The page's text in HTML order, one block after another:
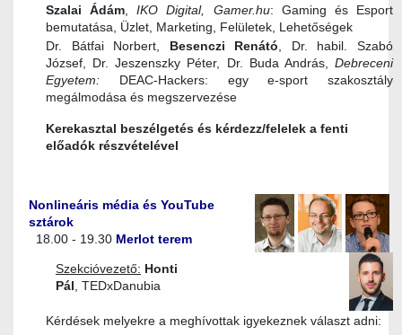
Szalai Ádám,IKO Digital, Gamer.hu: Gaming és Esport
bemutatása, Üzlet, Marketing, Felületek, Lehetőségek
Dr. Bátfai Norbert, Besenczi Renátó, Dr. habil. Szabó
József, Dr. Jeszenszky Péter, Dr. Buda András, Debreceni
Egyetem: DEAC-Hackers: egy e-sport szakosztály
megálmodása és megszervezése
Kerekasztal beszélgetés és kérdezz/felelek a fenti
előadók részvételével
Nonlineáris média és YouTube
sztárok
18.00 - 19.30 Merlot terem
Szekcióvezető: Honti
Pál, TEDxDanubia
Kérdések melyekre a meghívottak igyekeznek választ adni: